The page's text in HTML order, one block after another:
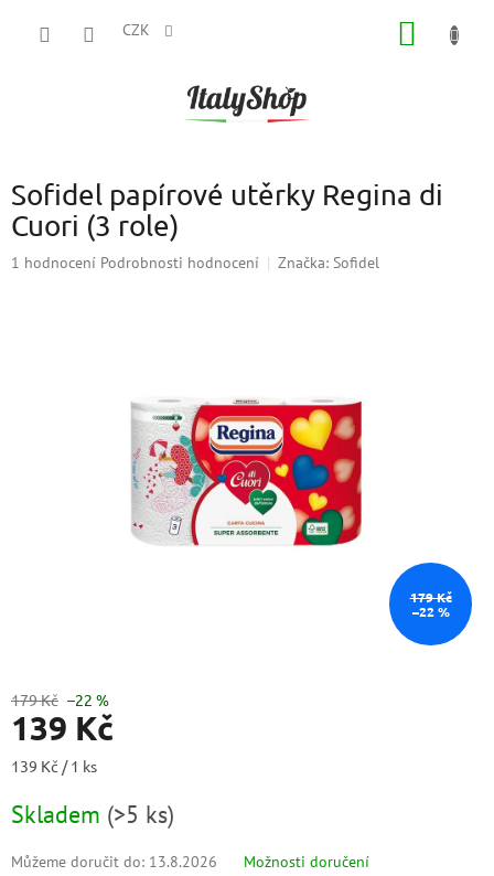
CZK
Sofidel papírové utěrky Regina di
Cuori (3 role)
Průměrné
1 hodnocení Podrobnosti hodnocení Značka: Sofidel
179 Kč
–22 %
179 Kč –22 %
139 Kč
Měrná
139 Kč / 1 ks
Skladem (>5 ks)
Můžeme doručit do: 13.8.2026 Možnosti doručení